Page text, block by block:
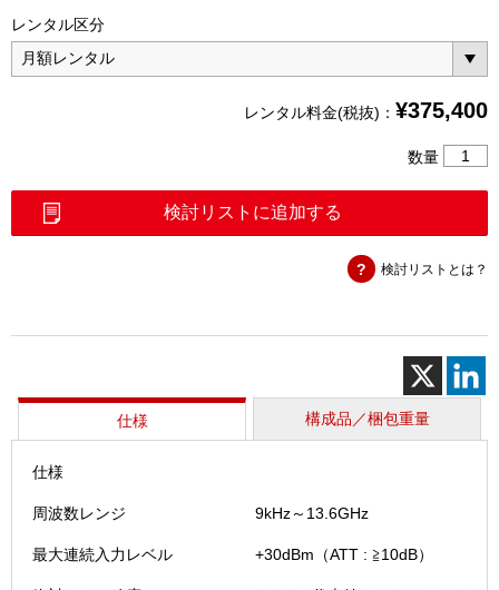
レンタル区分
レンタル料金(税抜)： ¥375,400
数量
ド
ク
ト
ラ
検討リストに追加する
検討リストとは？
仕様 構成品／梱包重量
仕様
周波数レンジ 9kHz～13.6GHz
最大連続入力レベル +30dBm（ATT : ≧10dB）